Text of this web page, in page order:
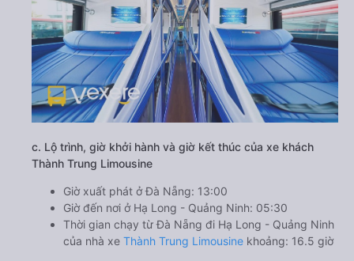
c. Lộ trình, giờ khởi hành và giờ kết thúc của xe khách
Thành Trung Limousine
Giờ xuất phát ở Đà Nẵng: 13:00
Giờ đến nơi ở Hạ Long - Quảng Ninh: 05:30
Thời gian chạy từ Đà Nẵng đi Hạ Long - Quảng Ninh
của nhà xe Thành Trung Limousine khoảng: 16.5 giờ